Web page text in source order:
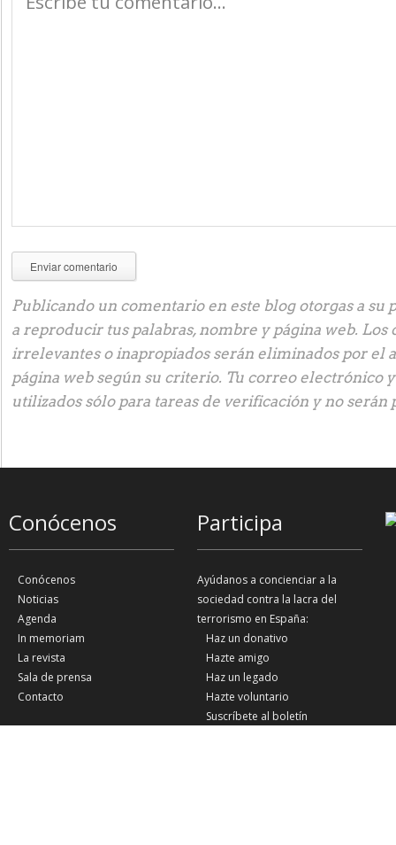
Publicando un comentario en este blog otorgas a su
a reproducir tus palabras, nombre y página web. Los
irrelevantes o inapropiados serán eliminados por el
página web según su criterio. Tu correo electrónico
utilizados sólo para tareas de verificación y no serán
Conócenos
Conócenos
Noticias
Agenda
In memoriam
La revista
Sala de prensa
Contacto
Participa
Ayúdanos a concienciar a la
sociedad contra la lacra del
terrorismo en España:
Haz un donativo
Hazte amigo
Haz un legado
Hazte voluntario
Suscríbete al boletín